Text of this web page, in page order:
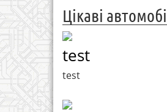
Цікаві
test
test